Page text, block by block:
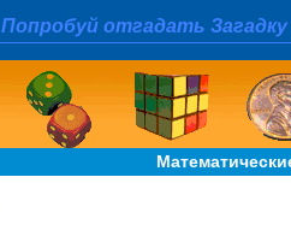
Попробуй отгадать Загадку